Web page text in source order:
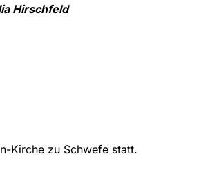
Hirschfeld
Kirche zu Schwefe statt.